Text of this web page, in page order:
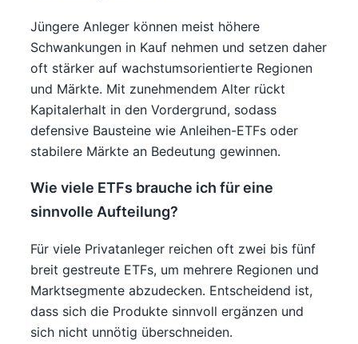
Jüngere Anleger können meist höhere
Schwankungen in Kauf nehmen und setzen daher
oft stärker auf wachstumsorientierte Regionen
und Märkte. Mit zunehmendem Alter rückt
Kapitalerhalt in den Vordergrund, sodass
defensive Bausteine wie Anleihen-ETFs oder
stabilere Märkte an Bedeutung gewinnen.
Wie viele ETFs brauche ich für eine
sinnvolle Aufteilung?
Für viele Privatanleger reichen oft zwei bis fünf
breit gestreute ETFs, um mehrere Regionen und
Marktsegmente abzudecken. Entscheidend ist,
dass sich die Produkte sinnvoll ergänzen und
sich nicht unnötig überschneiden.